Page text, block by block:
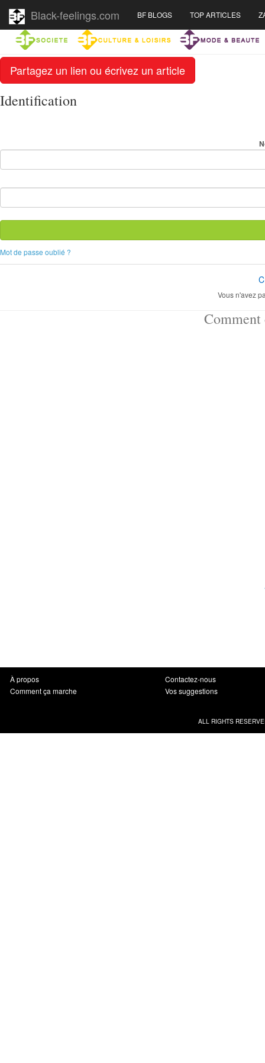
Partagez un lien ou écrivez un article
Black-feelings.com BF BLOGS TOP ARTICLES
Identification
Mot de passe oublié ?
Vous n'avez
Comment
À propos
Comment ça marche
Contactez-nous
Vos suggestions
ALL RIGHTS